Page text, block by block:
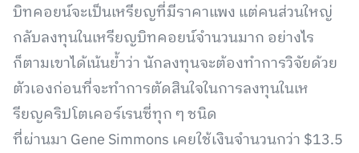
บิทคอยน์จะเป็นเหรียญที่มีราคาแพง แต่คนส่วนใหญ่
กลับลงทุนในเหรียญบิทคอยน์จำนวนมาก อย่างไร
ก็ตามเขาได้เน้นย้ำว่า นักลงทุนจะต้องทำการวิจัยด้วย
ตัวเองก่อนที่จะทำการตัดสินใจในการลงทุนในเห
รียญคริปโตเคอร์เรนซี่ทุก ๆ ชนิด
ที่ผ่านมา Gene Simmons เคยใช้เงินจำนวนกว่า $13.5